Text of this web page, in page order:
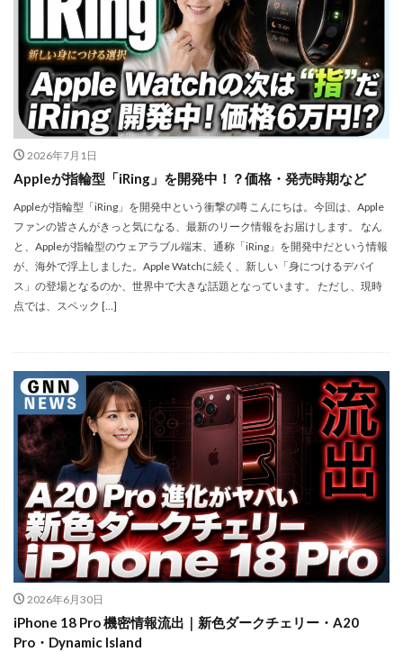
2026年7月1日
Appleが指輪型「iRing」を開発中！？価格・発売時期など
Appleが指輪型「iRing」を開発中という衝撃の噂 こんにちは。今回は、Apple
ファンの皆さんがきっと気になる、最新のリーク情報をお届けします。 なん
と、Appleが指輪型のウェアラブル端末、通称「iRing」を開発中だという情報
が、海外で浮上しました。Apple Watchに続く、新しい「身につけるデバイ
ス」の登場となるのか、世界中で大きな話題となっています。 ただし、現時
点では、スペック […]
2026年6月30日
iPhone 18 Pro 機密情報流出｜新色ダークチェリー・A20
Pro・Dynamic Island
ニコン z9ii
ニコン Zf シルバー
ニコン ZR
ニコン シネマカメラ
ニコン 大三元 2型
ニコン 新レンズ
ニコン 新型 大三元
ニコンZR
ネットフリックス 値上げ
ハッセルブラッド
ピクセル11
フルスクリーンiPhone
ボケモンスター
マイナンバーカード
メモリチップ不足
メモリ高騰
ライカSL3
ライカSL3-S
リコー
リコー GR4
ルミックス S1RⅡ
ルミックスS1Rii
一眼レフ
人気ワイヤレスイヤフォン
低価格 MacBook
円安
半導体不足
廉価版MacBook
折りたたみiPhone
新Siri
新型 ドローン
検索